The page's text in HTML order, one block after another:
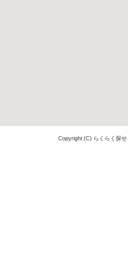
Copyright (C) らくらく探